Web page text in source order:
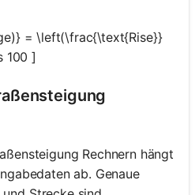
= \left(\frac{\text{Rise}}
100 ]
Rechnern hängt
ab. Genaue